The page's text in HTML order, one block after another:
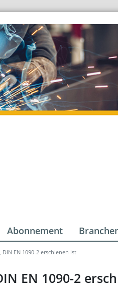
Abonnement
EN 1090-2 erschienen ist
EN 1090-2